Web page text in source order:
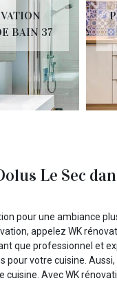
BAIN 37
Le Sec
pour une ambiance
appelez WK
que professionnel et
votre cuisine.
Avec WK